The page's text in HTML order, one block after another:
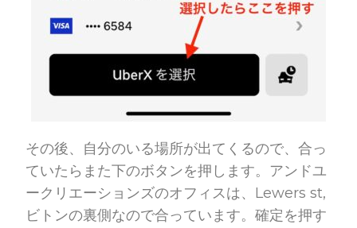
その後、自分のいる場所が出てくるので、合っ
ていたらまた下のボタンを押します。アンドユ
ークリエーションズのオフィスは、Lewers st,
ビトンの裏側なので合っています。確定を押す